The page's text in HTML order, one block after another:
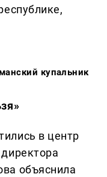
купальник
в центр
объяснила